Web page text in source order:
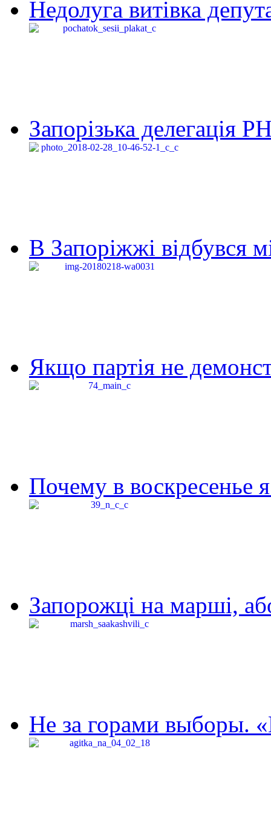
Недолуга витівка
Запорізька делегація
В Запоріжжі відбувся
Якщо партія не
Почему в воскресенье
Запорожці на марші,
Не за горами выборы.